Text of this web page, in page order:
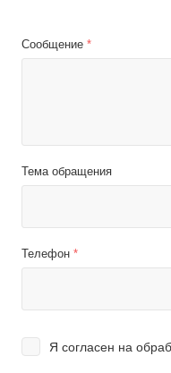
Сообщение *
Тема обращения
Телефон *
Я согласен на